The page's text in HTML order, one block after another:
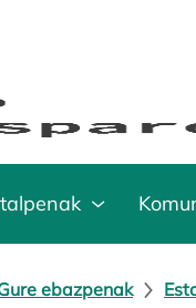
ebazpenak